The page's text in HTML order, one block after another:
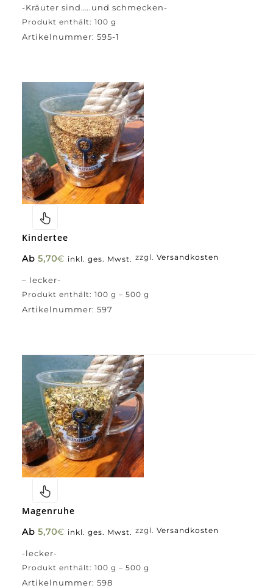
-Kräuter sind…..und schmecken-
Produkt enthält: 100 g
Artikelnummer: 595-1
Kindertee
Ab 5,70€ inkl. ges. Mwst.
– lecker-
zzgl. Versandkosten
Produkt enthält: 100 g – 500 g
Artikelnummer: 597
Magenruhe
Ab 5,70€ inkl. ges. Mwst.
-lecker-
zzgl. Versandkosten
Produkt enthält: 100 g – 500 g
Artikelnummer: 598